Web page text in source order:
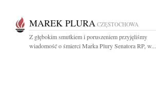
MAREK PLURA CZĘSTOCHOWA
Z głębokim smutkiem i poruszeniem przyjęliśmy
wiadomość o śmierci Marka Plury Senatora RP, w...